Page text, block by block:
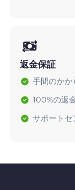
返金保証
手間のかか
100%の返
サポートセ